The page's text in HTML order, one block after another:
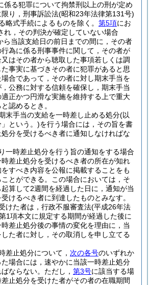
係る犯罪について拘禁刑以上の刑が定め
り，刑事訴訟法(昭和23年法律第131号)
略式手続によるものを除く。 第5項にお
れ，その判決が確定していない場合
ら当該支給日の前日までの間に，その者
為に係る刑事事件に関して，その者が
はその者から聴取した事項若しくは調
事実に基づきその者に犯罪があると思
合であって，その者に対し期末手当を
公務に対する信頼を確保し，期末手当
正かつ円滑な実施を維持する上で重大
認めるとき。
末手当の支給を一時差し止める処分(以
という。)を行う場合には，その旨を書
分を受けるべき者に通知しなければな
一時差止処分を行う旨の通知をする場合
差止処分を受けるべき者の所在が知れ
すべき内容を公報に掲載することをも
とができる。
この場合においては，そ
算して2週間を経過した日に，通知が当
けるべき者に到達したものとみなす。
けた者は，行政不服審査法(平成26年法
1項本文に規定する期間が経過した後に
差止処分後の事情の変化を理由に，当
た者に対し，その取消しを申し立てる
差止処分について， 次の各号のいずれか
場合には，速やかに当該一時差止処分
ならない。 ただし， 第3号に該当する場
止処分を受けた者がその者の在職期間